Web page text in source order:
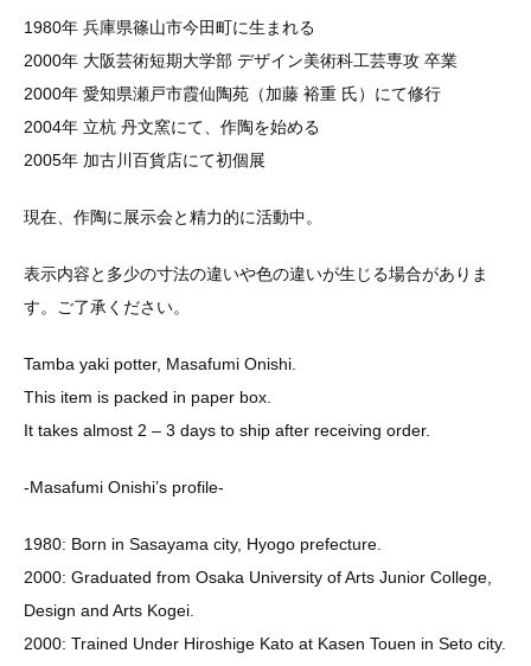
1980年 兵庫県篠山市今田町に生まれる
2000年 大阪芸術短期大学部 デザイン美術科工芸専攻 卒業
2000年 愛知県瀬戸市霞仙陶苑（加藤 裕重 氏）にて修行
2004年 立杭 丹文窯にて、作陶を始める
2005年 加古川百貨店にて初個展
現在、作陶に展示会と精力的に活動中。
表示内容と多少の寸法の違いや色の違いが生じる場合がありま
す。ご了承ください。
Tamba yaki potter, Masafumi Onishi.
This item is packed in paper box.
It takes almost 2 – 3 days to ship after receiving order.
-Masafumi Onishi’s profile-
1980: Born in Sasayama city, Hyogo prefecture.
2000: Graduated from Osaka University of Arts Junior College,
Design and Arts Kogei.
2000: Trained Under Hiroshige Kato at Kasen Touen in Seto city.